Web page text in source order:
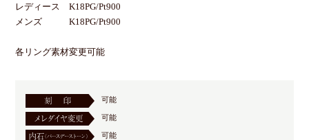
レディース K18PG/Pt900
メンズ K18PG/Pt900
各リング素材変更可能
可能
可能
可能